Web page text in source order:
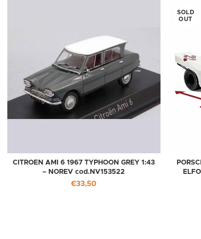
CITROEN AMI 6 1967 TYPHOON GREY 1:43
– NOREV cod.NV153522
€33,50
SOLD
OUT